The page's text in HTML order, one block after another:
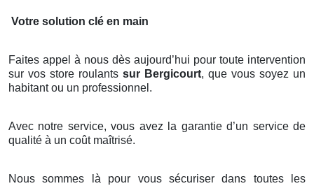
Votre solution clé en main
Faites appel à nous dès aujourd’hui pour toute intervention
sur vos store roulants sur Bergicourt, que vous soyez un
habitant ou un professionnel.
Avec notre service, vous avez la garantie d’un service de
qualité à un coût maîtrisé.
Nous sommes là pour vous sécuriser dans toutes les